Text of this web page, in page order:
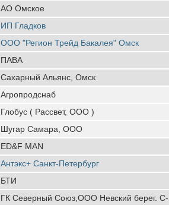
АО Омское
ИП Гладков
ООО "Регион Трейд Бакалея" Омск
ПАВА
Сахарный Альянс, Омск
Агропродснаб
Глобус ( Рассвет, ООО )
Шугар Самара, ООО
ED&F MAN
Антэкс+ Санкт-Петербург
БТИ
ГК Северный Союз,ООО Невский берег. С-